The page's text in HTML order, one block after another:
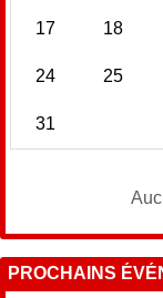
17 18
24 25
31
PROCHAINS